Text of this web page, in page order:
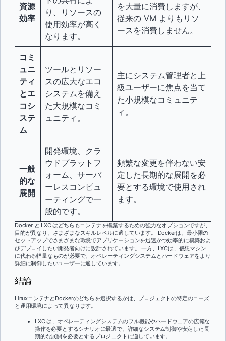
資源
効率
り、リソースの
使用効率が高く
なります。
を大量に消費しますが、
従来の VM よりもリソ
ースを消費しません。
コミ
ュニ
ティ
とエ
コシ
ステ
ム
ツールとリソー
スの広大なエコ
システムを備え
た大規模なコミ
ュニティ。
主にシステム管理者と上
級ユーザーに焦点を当て
た小規模なコミュニテ
ィ。
一般
的な
展開
開発環境、クラ
ウドプラットフ
ォーム、サーバ
ーレスコンピュ
ーティングで一
般的です。
頻繁な変更を伴わない安
定した長期的な展開を必
要とする環境で使用され
ます。
Docker と LXC はどちらもコンテナを構築するための強力なオプションですが、
目的が異なり、さまざまなスキルレベルに適しています。 Dockerは、最小限の
セットアップでさまざまな環境でアプリケーションを迅速かつ効率的に構築およ
びデプロイしたい開発者向けに設計されています。 一方、LXCは、仮想マシン
に代わる軽量なものが必要で、オペレーティングシステムとハードウェアをより
詳細に制御したいユーザーに適しています。
結論
LinuxコンテナとDockerのどちらを選択するかは、プロジェクトの特定のニーズ
と運用環境によって異なります。
LXC は、オペレーティングシステムのフル機能やハードウェアの広範な
操作を必要とするシナリオに最適で、詳細なシステム制御や安定した長
期的な展開を必要とするプロジェクトに適しています。